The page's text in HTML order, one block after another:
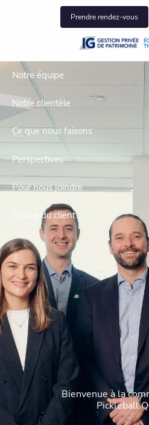
Skip to main content
Prendre rendez-vous
Notre équipe
Notre clientèle
Ce que nous faisons
Perspectives
Pour nous joindre
Centre du client
Bienvenue à la
Pickleball